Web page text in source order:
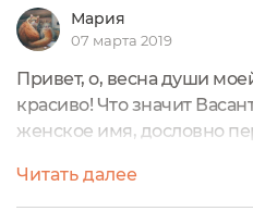
Мария
07 марта 2019
Привет, о, весна души
красиво! Что значит
женское имя, дословно
сочного, свежего.Сегодня
Читать далее